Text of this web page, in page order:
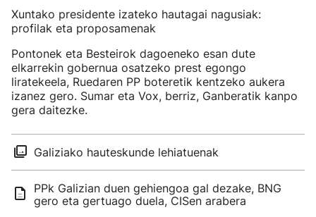
Xuntako presidente izateko hautagai nagusiak:
profilak eta proposamenak
Pontonek eta Besteirok dagoeneko esan dute
elkarrekin gobernua osatzeko prest egongo
liratekeela, Ruedaren PP boteretik kentzeko aukera
izanez gero. Sumar eta Vox, berriz, Ganberatik kanpo
gera daitezke.
Galiziako hauteskunde lehiatuenak
PPk Galizian duen gehiengoa gal dezake, BNG
gero eta gertuago duela, CISen arabera